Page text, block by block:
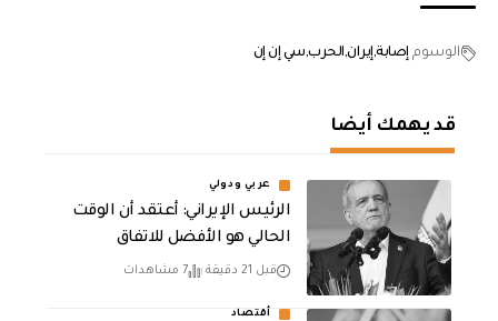
الوسوم إصابة إيران الحرب سي إن إن
قد يهمك أيضا
عربي ودولي
الرئيس الإيراني: أعتقد أن الوقت
الحالي هو الأفضل للاتفاق
قبل 21 دقيقة 7 مشاهدات
أقتصاد